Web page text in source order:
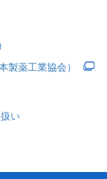
製薬工業協会）
い